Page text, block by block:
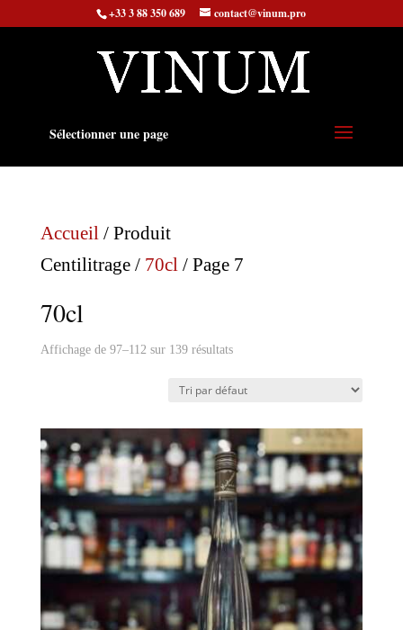
+33 3 88 350 689 contact@vinum.pro
Sélectionner une page
Accueil/ Produit
Centilitrage / 70cl/ Page 7
70cl
Affichage de 97–112 sur 139 résultats